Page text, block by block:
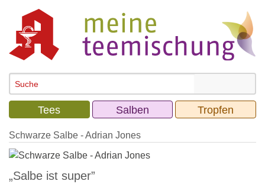
Tees Salben Tropfen
Schwarze Salbe - Adrian Jones
„Salbe ist super”